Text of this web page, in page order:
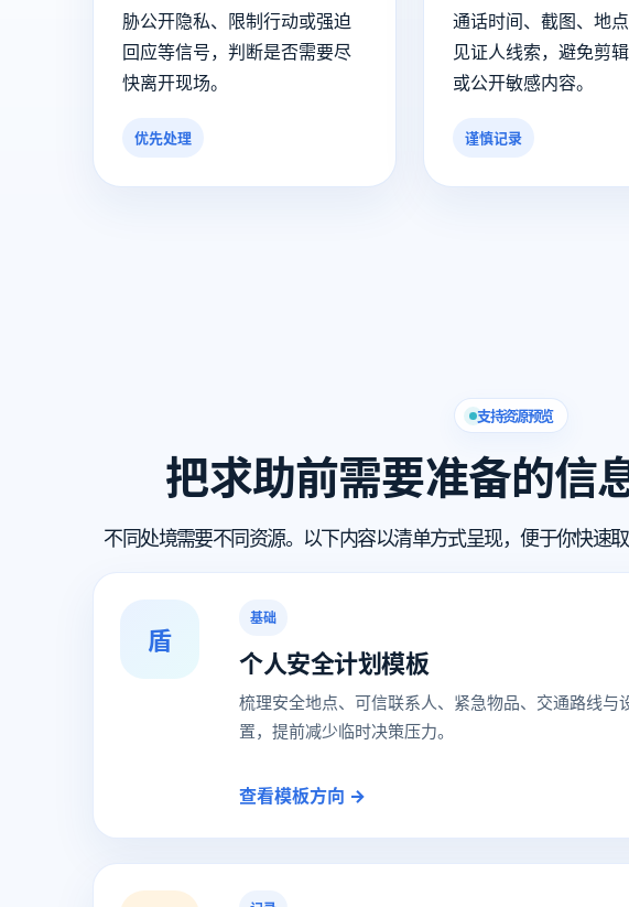
胁公开隐私、限制行动或强迫
回应等信号，判断是否需要尽
快离开现场。
优先处理
通话时间、截图、地
见证人线索，避免剪
或公开敏感内容。
谨慎记录
支持资源预览
把求助前需要准备的信
不同处境需要不同资源。以下内容以清单方式呈现，便于你快速
盾
基础
个人安全计划模板
梳理安全地点、可信联系人、紧急物品、交通路线与
置，提前减少临时决策压力。
查看模板方向 →